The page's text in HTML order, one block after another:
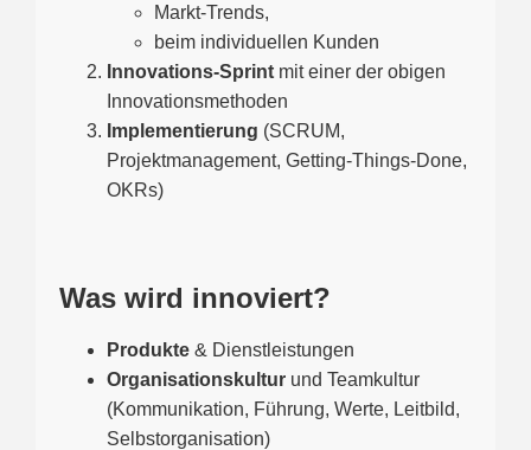
Markt-Trends,
beim individuellen Kunden
Innovations-Sprint mit einer der obigen
Innovationsmethoden
Implementierung (SCRUM,
Projektmanagement, Getting-Things-Done,
OKRs)
Was wird innoviert?
Produkte & Dienstleistungen
Organisationskultur und Teamkultur
(Kommunikation, Führung, Werte, Leitbild,
Selbstorganisation)